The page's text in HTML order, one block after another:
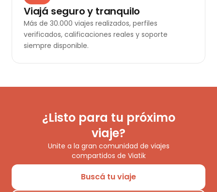
Viajá seguro y tranquilo
Más de 30.000 viajes realizados, perfiles
verificados, calificaciones reales y soporte
siempre disponible.
¿Listo para tu próximo
viaje?
Unite a la gran comunidad de viajes
compartidos de Viatik
Buscá tu viaje